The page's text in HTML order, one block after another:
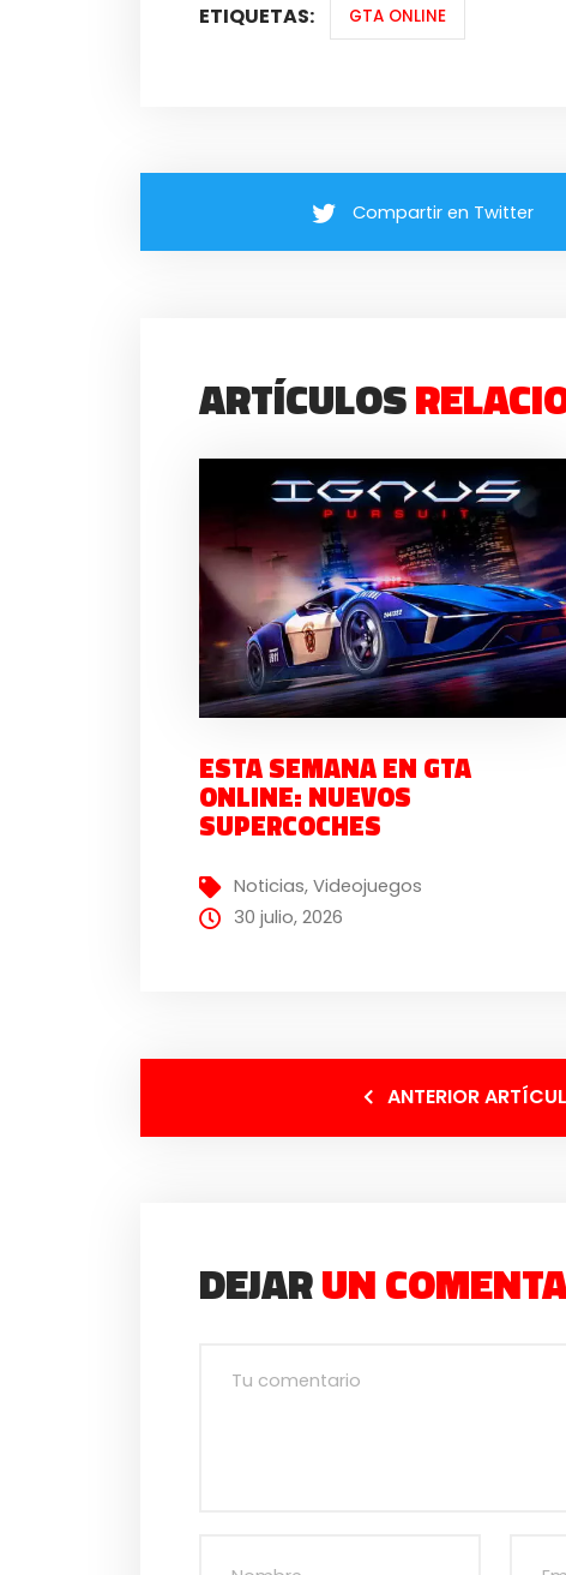
ETIQUETAS: GTA ONLINE
Compartir en Twitter
ARTÍCULOS
ESTA SEMANA EN GTA
ONLINE: NUEVOS
SUPERCOCHES
Noticias,Videojuegos
30 julio, 2026
ANTERIOR
DEJARUN